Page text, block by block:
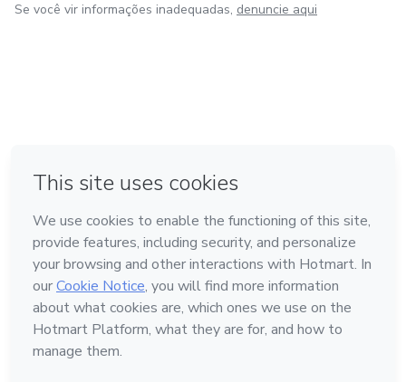
Se você vir informações inadequadas, denuncie aqui
Feito com ❤ na Cidade do México
Conheça a Hotmart
Idioma
Português